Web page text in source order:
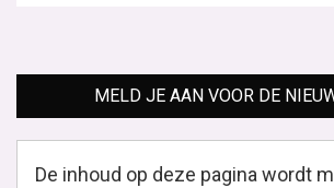
MELD JE AAN VOOR DE
De inhoud op deze pagina wordt